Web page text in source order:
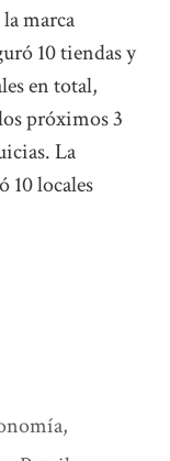
marca
10 tiendas y
en total,
próximos 3
La
10 locales
,